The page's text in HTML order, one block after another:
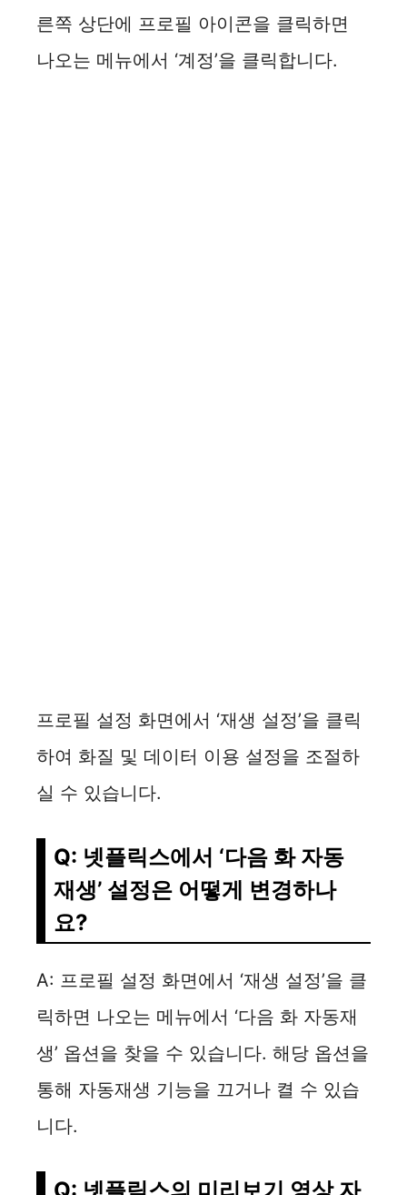
른쪽 상단에 프로필 아이콘을 클릭하면
나오는 메뉴에서 ‘계정’을 클릭합니다.
프로필 설정 화면에서 ‘재생 설정’을 클릭
하여 화질 및 데이터 이용 설정을 조절하
실 수 있습니다.
Q: 넷플릭스에서 ‘다음 화 자동
재생’ 설정은 어떻게 변경하나
요?
A: 프로필 설정 화면에서 ‘재생 설정’을 클
릭하면 나오는 메뉴에서 ‘다음 화 자동재
생’ 옵션을 찾을 수 있습니다. 해당 옵션을
통해 자동재생 기능을 끄거나 켤 수 있습
니다.